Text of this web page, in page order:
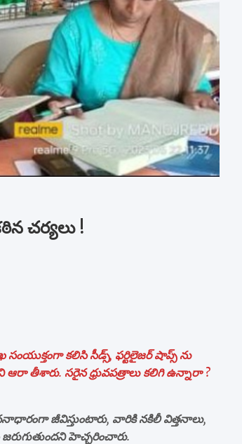
చర్యలు !
కలిసి సీడ్స్, ఫర్టిలైజర్ షాప్స్ ను
తీశారు. సరైన ధ్రువపత్రాలు కలిగి ఉన్నారా ?
జీవిస్తుంటారు, వారికి నకిలీ విత్తనాలు,
హెచ్చరించారు.